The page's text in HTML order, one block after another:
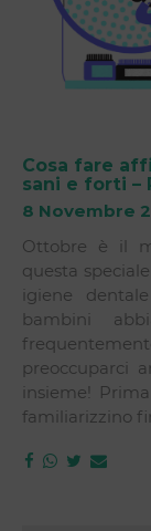
Cosa fare
sani e forti –
8 Novembre
Ottobre è il
questa
igiene
bambini
preoccuparci
insieme!
familiarizzino